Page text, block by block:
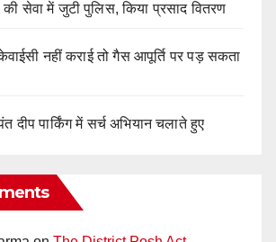
की सेवा में जुटी पुलिस, किया प्रसाद वितरण
नहीं कराई तो गैस आपूर्ति पर पड़ सकता
पंत दीप पार्किंग में सर्च अभियान चलाते हुए